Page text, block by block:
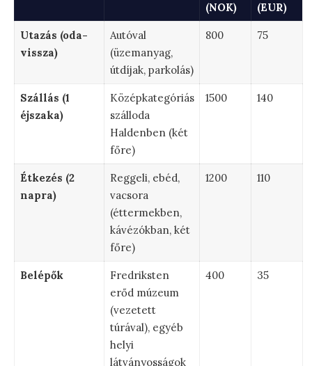
(NOK)
(EUR)
Utazás (oda-
vissza)
Autóval
(üzemanyag,
útdíjak, parkolás)
800 75
Szállás (1
éjszaka)
Középkategóriás
szálloda
Haldenben (két
főre)
1500 140
Étkezés (2
napra)
Reggeli, ebéd,
vacsora
(éttermekben,
kávézókban, két
főre)
1200 110
Belépők
Fredriksten
erőd múzeum
(vezetett
túrával), egyéb
helyi
látványosságok
400 35